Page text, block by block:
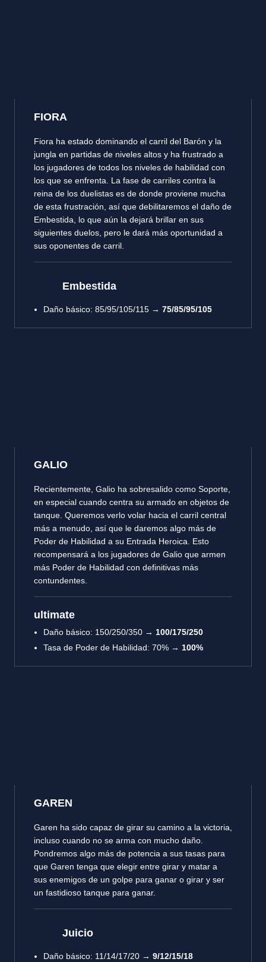
FIORA
Fiora ha estado dominando el carril del Barón y la
jungla en partidas de niveles altos y ha frustrado a
los jugadores de todos los niveles de habilidad con
los que se enfrenta. La fase de carriles contra la
reina de los duelistas es de donde proviene mucha
de esta frustración, así que debilitaremos el daño de
Embestida, lo que aún la dejará brillar en sus
siguientes duelos, pero le dará más oportunidad a
sus oponentes de carril.
Embestida
Daño básico: 85/95/105/115 → 75/85/95/105
GALIO
Recientemente, Galio ha sobresalido como Soporte,
en especial cuando centra su armado en objetos de
tanque. Queremos verlo volar hacia el carril central
más a menudo, así que le daremos algo más de
Poder de Habilidad a su Entrada Heroica. Esto
recompensará a los jugadores de Galio que armen
más Poder de Habilidad con definitivas más
contundentes.
ultimate
Daño básico: 150/250/350 → 100/175/250
Tasa de Poder de Habilidad: 70% → 100%
GAREN
Garen ha sido capaz de girar su camino a la victoria,
incluso cuando no se arma con mucho daño.
Pondremos algo más de potencia a sus tasas para
que Garen tenga que elegir entre girar y matar a
sus enemigos de un golpe para ganar o girar y ser
un fastidioso tanque para ganar.
Juicio
Daño básico: 11/14/17/20 → 9/12/15/18